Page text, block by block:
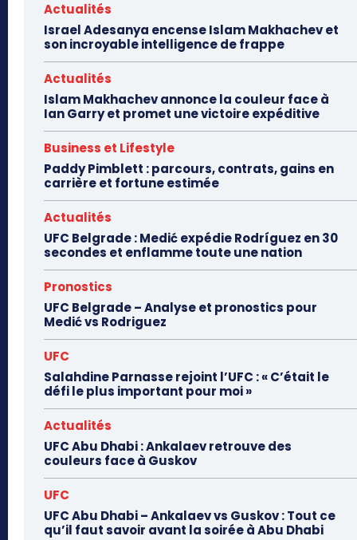
Actualités
Israel Adesanya encense Islam Makhachev et
son incroyable intelligence de frappe
Actualités
Islam Makhachev annonce la couleur face à
Ian Garry et promet une victoire expéditive
Business et Lifestyle
Paddy Pimblett : parcours, contrats, gains en
carrière et fortune estimée
Actualités
UFC Belgrade : Medić expédie Rodríguez en 30
secondes et enflamme toute une nation
Pronostics
UFC Belgrade – Analyse et pronostics pour
Medić vs Rodriguez
UFC
Salahdine Parnasse rejoint l’UFC : « C’était le
défi le plus important pour moi »
Actualités
UFC Abu Dhabi : Ankalaev retrouve des
couleurs face à Guskov
UFC
UFC Abu Dhabi – Ankalaev vs Guskov : Tout ce
qu’il faut savoir avant la soirée à Abu Dhabi